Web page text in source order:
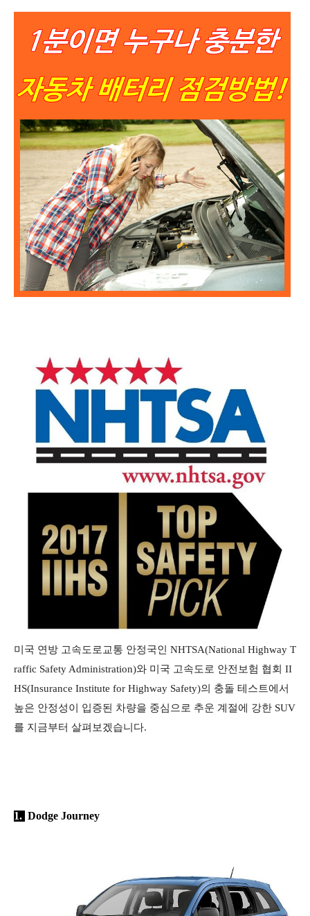
미국 연방 고속도로교통 안정국인 NHTSA(National Highway T
raffic Safety Administration)와 미국 고속도로 안전보험 협회 II
HS(Insurance Institute for Highway Safety)의 충돌 테스트에서
높은 안정성이 입증된 차량을 중심으로 추운 계절에 강한 SUV
를 지금부터 살펴보겠습니다.
1. Dodge Journey